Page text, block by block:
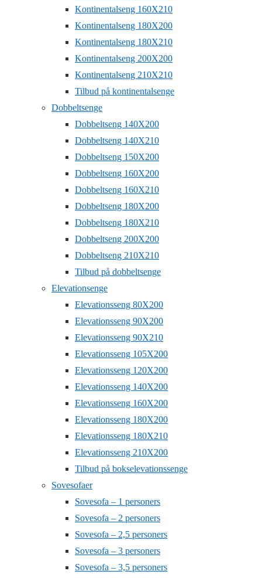
Kontinentalseng 160X210
Kontinentalseng 180X200
Kontinentalseng 180X210
Kontinentalseng 200X200
Kontinentalseng 210X210
Tilbud på kontinentalsenge
Dobbeltsenge
Dobbeltseng 140X200
Dobbeltseng 140X210
Dobbeltseng 150X200
Dobbeltseng 160X200
Dobbeltseng 160X210
Dobbeltseng 180X200
Dobbeltseng 180X210
Dobbeltseng 200X200
Dobbeltseng 210X210
Tilbud på dobbeltsenge
Elevationsenge
Elevationsseng 80X200
Elevationsseng 90X200
Elevationsseng 90X210
Elevationsseng 105X200
Elevationsseng 120X200
Elevationsseng 140X200
Elevationsseng 160X200
Elevationsseng 180X200
Elevationsseng 180X210
Elevationsseng 210X200
Tilbud på bokselevationssenge
Sovesofaer
Sovesofa – 1 personers
Sovesofa – 2 personers
Sovesofa – 2,5 personers
Sovesofa – 3 personers
Sovesofa – 3,5 personers